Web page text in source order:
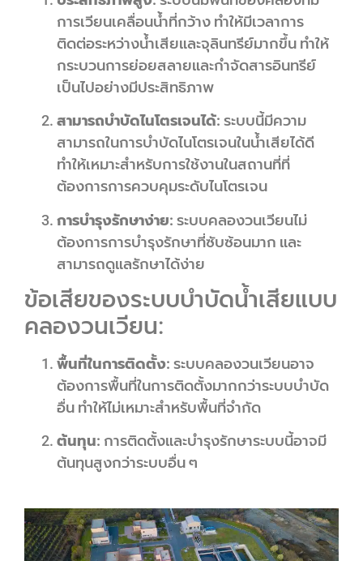
การเวียนเคลื่อนน้ำที่กว้าง ทำให้มีเวลาการ
ติดต่อระหว่างน้ำเสียและจุลินทรีย์มากขึ้น ทำให้
กระบวนการย่อยสลายและกำจัดสารอินทรีย์
เป็นไปอย่างมีประสิทธิภาพ
สามารถบำบัดไนโตรเจนได้: ระบบนี้มีความ
สามารถในการบำบัดไนโตรเจนในน้ำเสียได้ดี
ทำให้เหมาะสำหรับการใช้งานในสถานที่ที่
ต้องการการควบคุมระดับไนโตรเจน
การบำรุงรักษาง่าย: ระบบคลองวนเวียนไม่
ต้องการการบำรุงรักษาที่ซับซ้อนมาก และ
สามารถดูแลรักษาได้ง่าย
ข้อเสียของระบบบำบัดน้ำเสียแบบ
คลองวนเวียน:
พื้นที่ในการติดตั้ง: ระบบคลองวนเวียนอาจ
ต้องการพื้นที่ในการติดตั้งมากกว่าระบบบำบัด
อื่น ทำให้ไม่เหมาะสำหรับพื้นที่จำกัด
ต้นทุน: การติดตั้งและบำรุงรักษาระบบนี้อาจมี
ต้นทุนสูงกว่าระบบอื่น ๆ